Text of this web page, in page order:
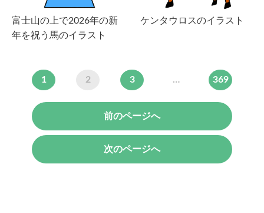
富士山の上で2026年の新
年を祝う馬のイラスト
ケンタウロスのイラスト
1 2 3 … 369
前のページへ
次のページへ